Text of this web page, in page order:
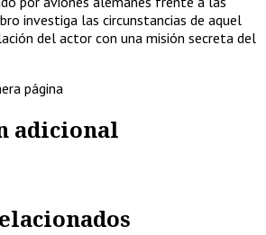
investiga las circunstancias de aquel
del actor con una misión secreta del
página
adicional